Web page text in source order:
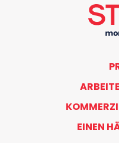
EINEN